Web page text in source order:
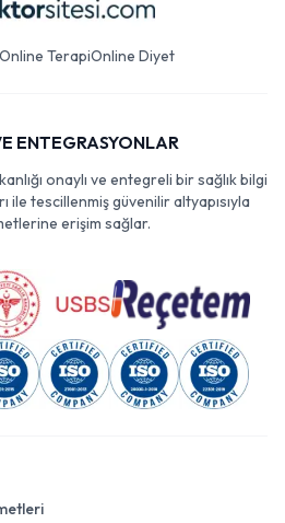
Online TerapiOnline Diyet
ENTEGRASYONLAR
onaylı ve entegreli bir sağlık bilgi
tescillenmiş güvenilir altyapısıyla
erişim sağlar.